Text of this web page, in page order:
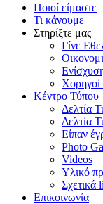
Ποιοί είμαστε
Τι κάνουμε
Στηρίξτε μας
Γίνε
Κέντρο Τύπου
Δελτία
Δελτία
Είπαν
Photo
Videos
Υλικό
Σχετικά
Επικοινωνία